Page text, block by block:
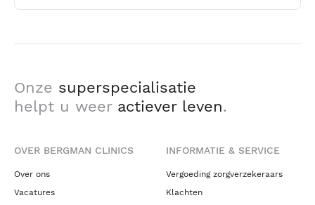
Onze superspecialisatie
helpt u weer actiever leven.
OVER BERGMAN CLINICS
Over ons
Vacatures
INFORMATIE & SERVICE
Vergoeding zorgverzekeraars
Klachten